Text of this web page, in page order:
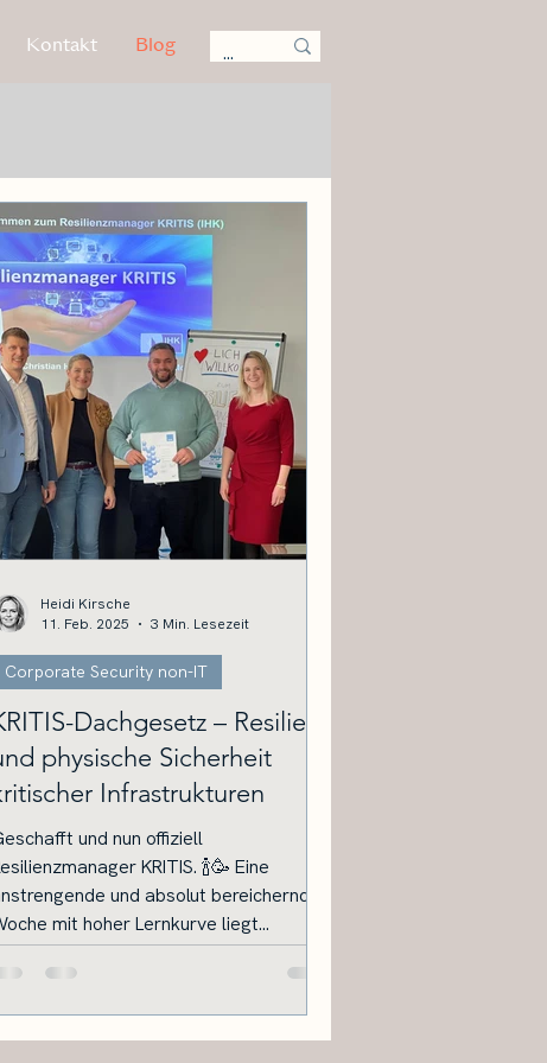
Kontakt Blog
Dachgesetz – Resilienz
physische Sicherheit
Infrastrukturen
und nun offiziell
KRITIS. 🍾🥳 Eine
und absolut bereichernde
mit hoher Lernkurve liegt...
Corporate Security non-IT
Heidi Kirsche
11. Feb. 2025
3 Min. Lesezeit